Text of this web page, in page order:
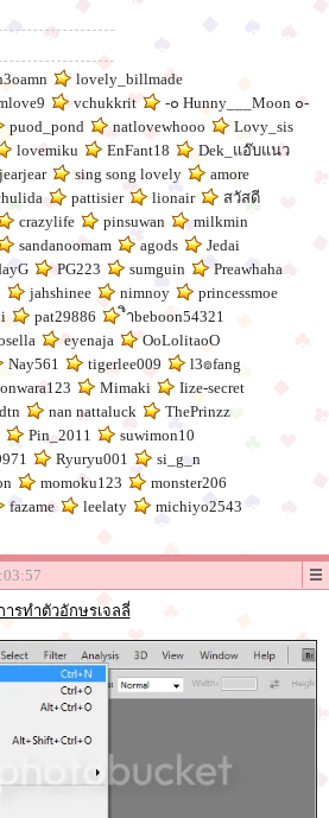
lovely_billmade
vchukkrit
-๐ Hunny___Moon ๐-
puod_pond natlovewhooo
Lovy_sis
lovemiku EnFant18
Dek_แอ๊บแนว
jearjear sing song lovely
amore
pattisier lionair
สวัสดี
crazylife pinsuwan
milkmin
sandanoomam agods
Jedai
PG223 sumguin
Preawhaha
jahshinee nimnoy
princessmoe
pat29886
ิำbeboon54321
eyenaja
OoLolitaoO
Nay561 tigerlee009
l3๏fang
Mimaki
Iize-secret
nan nattaluck
ThePrinzz
Pin_2011
suwimon10
Ryuryu001
si_g_n
momoku123
monster206
fazame leelaty
michiyo2543
ารทำตัวอักษรเจลลี่